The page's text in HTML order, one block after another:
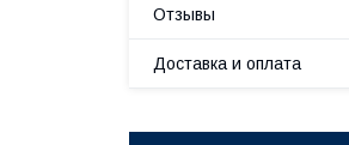
Отзывы
Доставка и оплата